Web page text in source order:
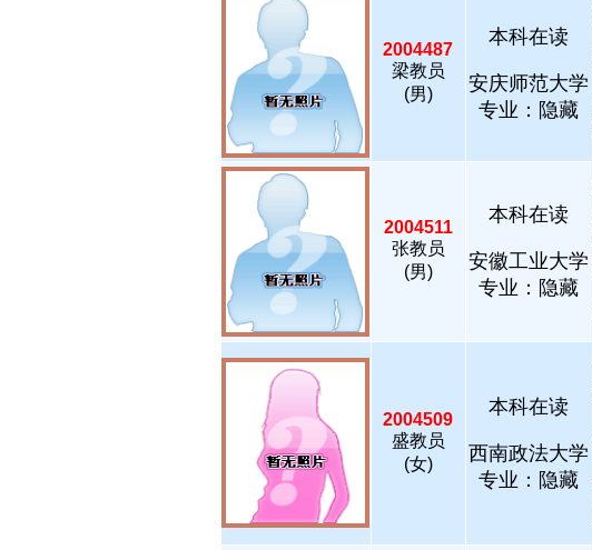
2004487
梁教员
(男)
本科在读
安庆师范大学
专业：隐藏
2004511
张教员
(男)
本科在读
安徽工业大学
专业：隐藏
2004509
盛教员
(女)
本科在读
西南政法大学
专业：隐藏